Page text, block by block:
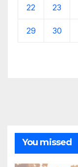
22 23
29 30
You missed